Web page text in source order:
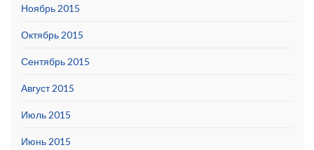
Ноябрь 2015
Октябрь 2015
Сентябрь 2015
Август 2015
Июль 2015
Июнь 2015